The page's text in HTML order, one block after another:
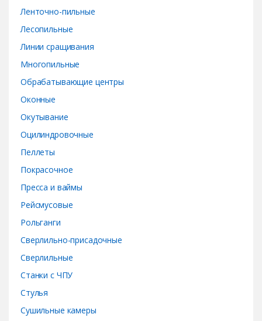
Ленточно-пильные
Лесопильные
Линии сращивания
Многопильные
Обрабатывающие центры
Оконные
Окутывание
Оцилиндровочные
Пеллеты
Покрасочное
Пресса и ваймы
Рейсмусовые
Рольганги
Сверлильно-присадочные
Сверлильные
Станки с ЧПУ
Стулья
Сушильные камеры